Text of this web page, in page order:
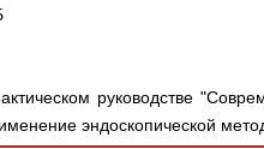
руководстве
эндоскопической